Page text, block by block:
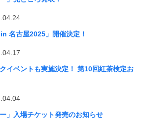
名古屋2025」開催決定！
イベントも実施決定！ 第10回紅茶検定お
」入場チケット発売のお知らせ